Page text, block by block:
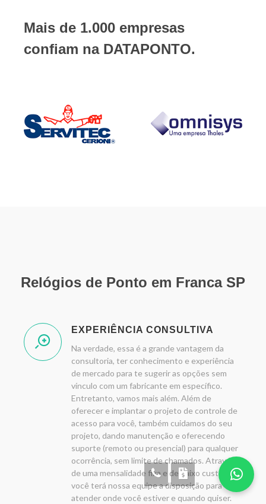
Mais de 1.000 empresas
confiam na DATAPONTO.
Relógios de Ponto em Franca SP
EXPERIÊNCIA CONSULTIVA
Na verdade, essa é a grande vantagem da
consultoria, ter conhecimento e experiência
de mercado para te sugerir as opções sem
vínculo com um fabricante em específico.
Entretanto, vamos mais além. Além de
oferecer e implantar o projeto de controle de
acesso para você, também cuidamos do seu
projeto, dando manutenção e oferecendo
suporte (remoto ou presencial) para qualquer
ocorrência, sem limite de chamados. Através
de uma mensalidade fixa e de baixo custo,
você terá nossa equipe a disposição para
atender onde você estiver e quando quiser.